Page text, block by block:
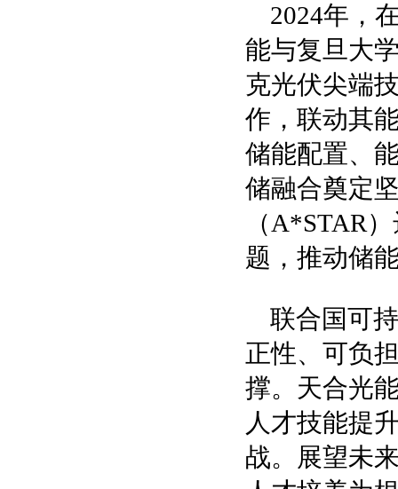
2024年，
能与复旦大
克光伏尖端
作，联动其
储能配置、
储融合奠定
（A*STAR
题，推动储
联合国可
正性、可负
撑。天合光
人才技能提
战。展望未